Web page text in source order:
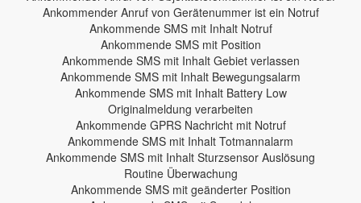
Ankommender Anruf von Gerätenummer ist ein Notruf
Ankommende SMS mit Inhalt Notruf
Ankommende SMS mit Position
Ankommende SMS mit Inhalt Gebiet verlassen
Ankommende SMS mit Inhalt Bewegungsalarm
Ankommende SMS mit Inhalt Battery Low
Originalmeldung verarbeiten
Ankommende GPRS Nachricht mit Notruf
Ankommende SMS mit Inhalt Totmannalarm
Ankommende SMS mit Inhalt Sturzsensor Auslösung
Routine Überwachung
Ankommende SMS mit geänderter Position